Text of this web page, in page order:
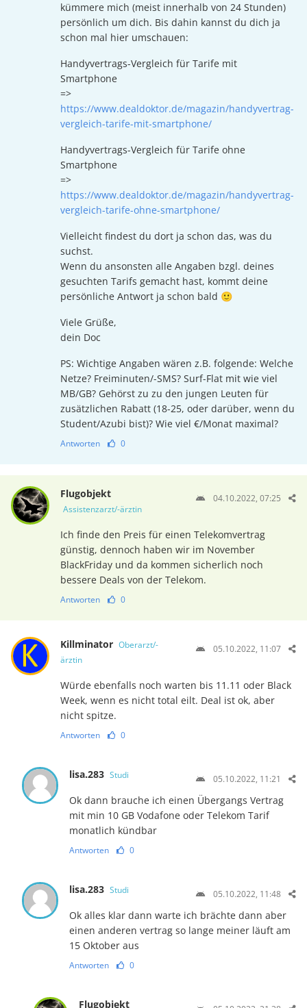
kümmere mich (meist innerhalb von 24 Stunden)
persönlich um dich. Bis dahin kannst du dich ja
schon mal hier umschauen:
Handyvertrags-Vergleich für Tarife mit
Smartphone
=>
https://www.dealdoktor.de/magazin/handyvertrag-
vergleich-tarife-mit-smartphone/
Handyvertrags-Vergleich für Tarife ohne
Smartphone
=>
https://www.dealdoktor.de/magazin/handyvertrag-
vergleich-tarife-ohne-smartphone/
Vielleicht findest du dort ja schon das, was du
suchst.
Wenn du ansonsten alle Angaben bzgl. deines
gesuchten Tarifs gemacht hast, kommt deine
persönliche Antwort ja schon bald 🙂
Viele Grüße,
dein Doc
PS: Wichtige Angaben wären z.B. folgende: Welche
Netze? Freiminuten/-SMS? Surf-Flat mit wie viel
MB/GB? Gehörst zu zu den jungen Leuten für
zusätzlichen Rabatt (18-25, oder darüber, wenn du
Student/Azubi bist)? Wie viel €/Monat maximal?
Antworten 0
Flugobjekt
Assistenzarzt/-ärztin
04.10.2022, 07:25
Ich finde den Preis für einen Telekomvertrag
günstig, dennoch haben wir im November
BlackFriday und da kommen sicherlich noch
bessere Deals von der Telekom.
Antworten 0
Killminator Oberarzt/-
ärztin
05.10.2022, 11:07
Würde ebenfalls noch warten bis 11.11 oder Black
Week, wenn es nicht total eilt. Deal ist ok, aber
nicht spitze.
Antworten 0
lisa.283 Studi 05.10.2022, 11:21
Ok dann brauche ich einen Übergangs Vertrag
mit min 10 GB Vodafone oder Telekom Tarif
monatlich kündbar
Antworten 0
lisa.283 Studi 05.10.2022, 11:48
Ok alles klar dann warte ich brächte dann aber
einen anderen vertrag so lange meiner läuft am
15 Oktober aus
Antworten 0
Flugobjekt